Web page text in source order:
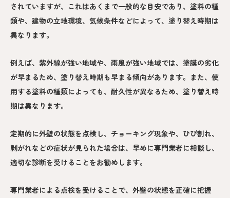
されていますが、これはあくまで一般的な目安であり、塗料の種
類や、建物の立地環境、気候条件などによって、塗り替え時期は
異なります。
例えば、紫外線が強い地域や、雨風が強い地域では、塗膜の劣化
が早まるため、塗り替え時期も早まる傾向があります。また、使
用する塗料の種類によっても、耐久性が異なるため、塗り替え時
期は異なります。
定期的に外壁の状態を点検し、チョーキング現象や、ひび割れ、
剥がれなどの症状が見られた場合は、早めに専門業者に相談し、
適切な診断を受けることをお勧めします。
専門業者による点検を受けることで、外壁の状態を正確に把握